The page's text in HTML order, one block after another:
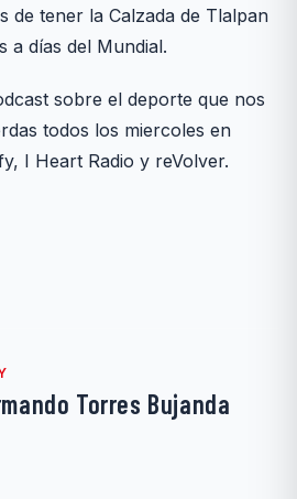
de tener la Calzada de Tlalpan
a días del Mundial.
sobre el deporte que nos
todos los miercoles en
I Heart Radio y reVolver.
Torres Bujanda